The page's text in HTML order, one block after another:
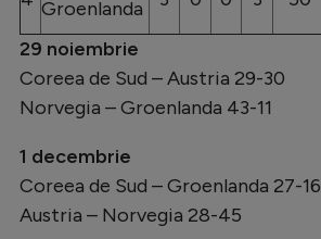
Groenlanda
29 noiembrie
Coreea de Sud – Austria 29-30
Norvegia – Groenlanda 43-11
1 decembrie
Coreea de Sud – Groenlanda 27-16
Austria – Norvegia 28-45